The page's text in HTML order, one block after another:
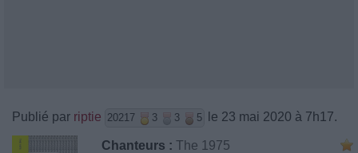
Publié par riptie 20217 3 3 5 le 23 mai 2020 à 7h17.
Chanteurs : The 1975